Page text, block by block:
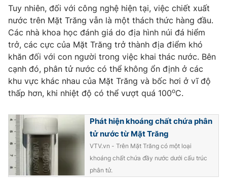
Ðiện thoại Thời báo VTV:024.66 897 897
Email: toasoan@vtv.vn
Liên hệ quảng cáo:024-7300.7108
® Cấm sao chép dưới mọi hình thức nếu không có sự chấp
Tuy nhiên, đối với công nghệ hiện tại, việc chiết xuất
nước trên Mặt Trăng vẫn là một thách thức hàng đầu.
Các nhà khoa học đánh giá do địa hình núi đá hiểm
trở, các cực của Mặt Trăng trở thành địa điểm khó
khăn đối với con người trong việc khai thác nước. Bên
cạnh đó, phân tử nước có thể không ổn định ở các
khu vực khác nhau của Mặt Trăng và bốc hơi ở vĩ độ
thấp hơn, khi nhiệt độ có thể vượt quá 100oC.
Phát hiện khoáng chất chứa phân
tử nước từ Mặt Trăng
VTV.vn - Trên Mặt Trăng có một loại
khoáng chất chứa đầy nước dưới cấu trúc
phân tử.